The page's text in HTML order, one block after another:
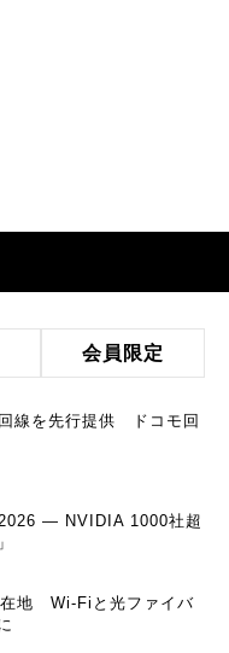
会員限定
線を先行提供 ドコモ回
― NVIDIA 1000社超
地 Wi-Fiと光ファイバ